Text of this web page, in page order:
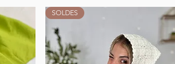
SOLDES